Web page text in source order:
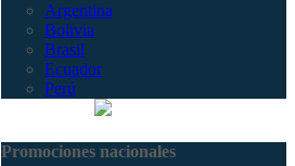
Argentina
Bolivia
Brasil
Ecuador
Perú
Promociones nacionales